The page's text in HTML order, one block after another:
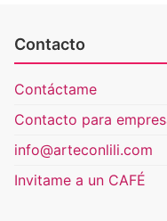
Contacto
Contáctame
Contacto para
info@arteconlili.com
Invitame a un CAFÉ